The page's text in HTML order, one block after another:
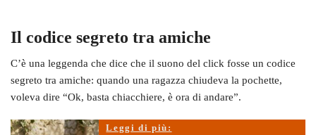
Il codice segreto tra amiche
C’è una leggenda che dice che il suono del click fosse un codice
segreto tra amiche: quando una ragazza chiudeva la pochette,
voleva dire “Ok, basta chiacchiere, è ora di andare”.
Leggi di più: